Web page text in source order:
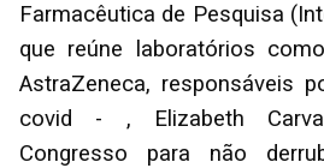
Farmacêutica de Pesquisa
que reúne laboratórios
AstraZeneca, responsáveis
covid - , Elizabeth
Congresso para não